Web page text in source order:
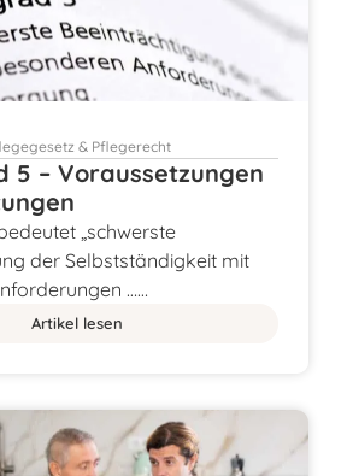
& Pflegerecht
5 – Voraussetzungen
„schwerste
der Selbstständigkeit mit
……
Artikel lesen